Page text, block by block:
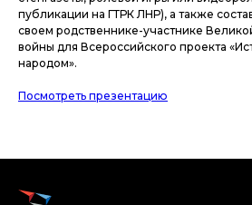
публикации на ГТРК ЛНР), а также
своем родственнике-участнике
войны для Всероссийского проекта
народом».
Посмотреть презентацию